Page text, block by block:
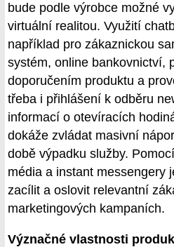
bude podle výrobce možné
virtuální realitou. Využití
například pro zákaznickou
systém, online bankovnictví,
doporučením produktu a
třeba i přihlášení k odběru
informací o otevíracích
dokáže zvládat masivní
době výpadku služby.
média a instant messengery
zacílit a oslovit relevantní
marketingových kampaních.
Význačné vlastnosti